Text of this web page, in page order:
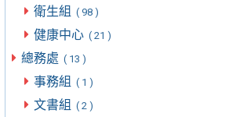
衛生組 ( 98 )
健康中心 ( 21 )
總務處 ( 13 )
事務組 ( 1 )
文書組 ( 2 )